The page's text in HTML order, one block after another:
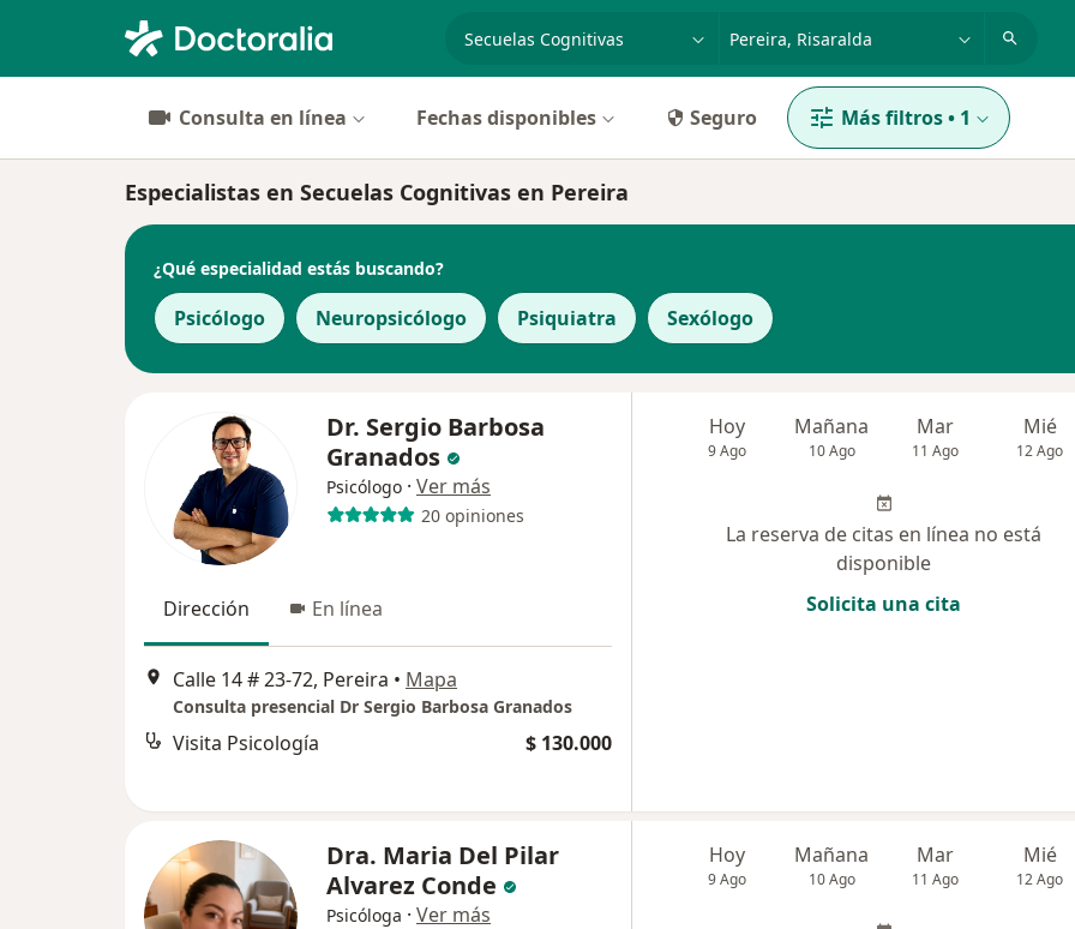
Consulta en línea Fechas disponibles Seguro Más filtros• 1
Especialistas en Secuelas Cognitivas en Pereira
¿Qué especialidad estás buscando?
Psicólogo Neuropsicólogo Psiquiatra Sexólogo
Dr. Sergio Barbosa
Granados
Psicólogo · Ver más
20 opiniones
Dirección En línea
Calle 14 # 23-72, Pereira • Mapa
Consulta presencial Dr Sergio Barbosa Granados
Visita Psicología $ 130.000
Hoy
9 Ago
Mañana
10 Ago
Mar
11 Ago
Mié
12 Ago
La reserva de citas en línea no está
disponible
Solicita una cita
Dra. Maria Del Pilar
Alvarez Conde
Psicóloga · Ver más
Hoy
9 Ago
Mañana
10 Ago
Mar
11 Ago
Mié
12 Ago